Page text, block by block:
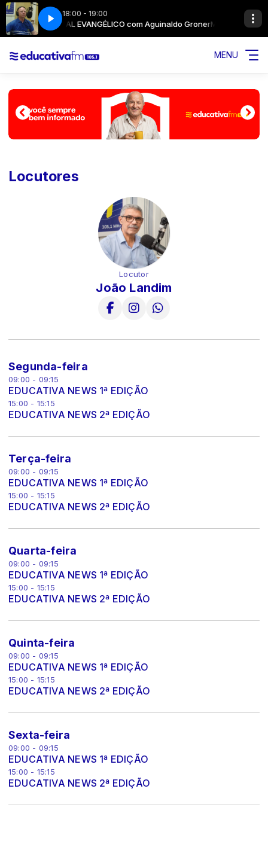
18:00 - 19:00
MUSICAL EVANGÉLICO com Aguinaldo GronerMUSICAL
MENU
Locutores
Locutor
João Landim
Segunda-feira
09:00 - 09:15
EDUCATIVA NEWS 1ª EDIÇÃO
15:00 - 15:15
EDUCATIVA NEWS 2ª EDIÇÃO
Terça-feira
09:00 - 09:15
EDUCATIVA NEWS 1ª EDIÇÃO
15:00 - 15:15
EDUCATIVA NEWS 2ª EDIÇÃO
Quarta-feira
09:00 - 09:15
EDUCATIVA NEWS 1ª EDIÇÃO
15:00 - 15:15
EDUCATIVA NEWS 2ª EDIÇÃO
Quinta-feira
09:00 - 09:15
EDUCATIVA NEWS 1ª EDIÇÃO
15:00 - 15:15
EDUCATIVA NEWS 2ª EDIÇÃO
Sexta-feira
09:00 - 09:15
EDUCATIVA NEWS 1ª EDIÇÃO
15:00 - 15:15
EDUCATIVA NEWS 2ª EDIÇÃO